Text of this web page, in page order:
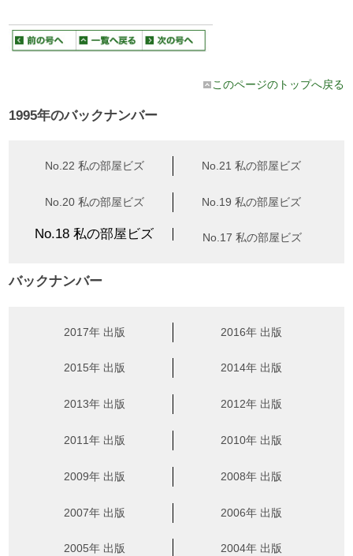
このページのトップへ戻る
1995年のバックナンバー
No.22 私の部屋ビズ No.21 私の部屋ビズ
No.20 私の部屋ビズ No.19 私の部屋ビズ
No.18 私の部屋ビズ No.17 私の部屋ビズ
バックナンバー
2017年 出版 2016年 出版
2015年 出版 2014年 出版
2013年 出版 2012年 出版
2011年 出版 2010年 出版
2009年 出版 2008年 出版
2007年 出版 2006年 出版
2005年 出版 2004年 出版